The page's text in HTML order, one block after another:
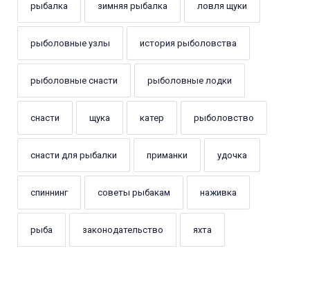
рыбалка зимняя рыбалка ловля щуки
рыболовные узлы история рыболовства
рыболовные снасти рыболовные лодки
снасти щука катер рыболовство
снасти для рыбалки приманки удочка
спиннинг советы рыбакам наживка
рыба законодательство яхта